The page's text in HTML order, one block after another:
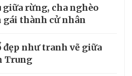
giữa rừng, cha nghèo
gái thành cử nhân
đẹp như tranh vẽ giữa
Trung